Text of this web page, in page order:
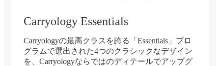
Carryology Essentials
Carryologyの最高クラスを誇る「Essentials」プロ
グラムで選出された4つのクラシックなデザイン
を、Carryologyならではのディテールでアップグ